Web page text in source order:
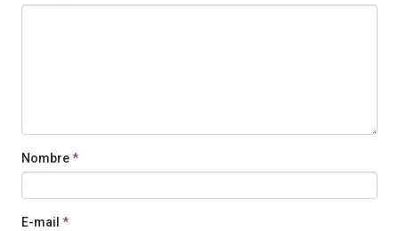
Nombre*
E-mail *